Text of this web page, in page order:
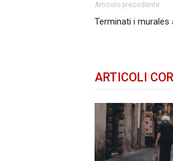
Articolo precedente
Terminati i murales
ARTICOLI